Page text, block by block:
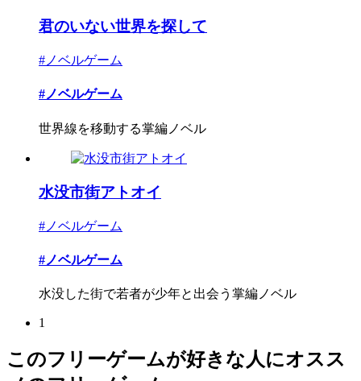
君のいない世界を探して
#ノベルゲーム
#ノベルゲーム
世界線を移動する掌編ノベル
水没市街アトオイ
#ノベルゲーム
#ノベルゲーム
水没した街で若者が少年と出会う掌編ノベル
1
このフリーゲームが好きな人にオスス